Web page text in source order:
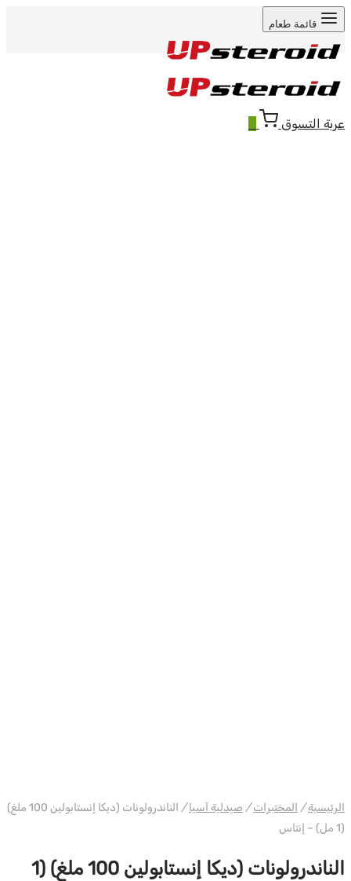
قائمة طعام
عربة التسوق
الرئيسية / المختبرات / صيدلية آسيا /
الناندرولونات (ديكا إنستابولين 100 ملغ)
(1 مل) – إنتاس
الناندرولونات (ديكا إنستابولين 100 ملغ) (1